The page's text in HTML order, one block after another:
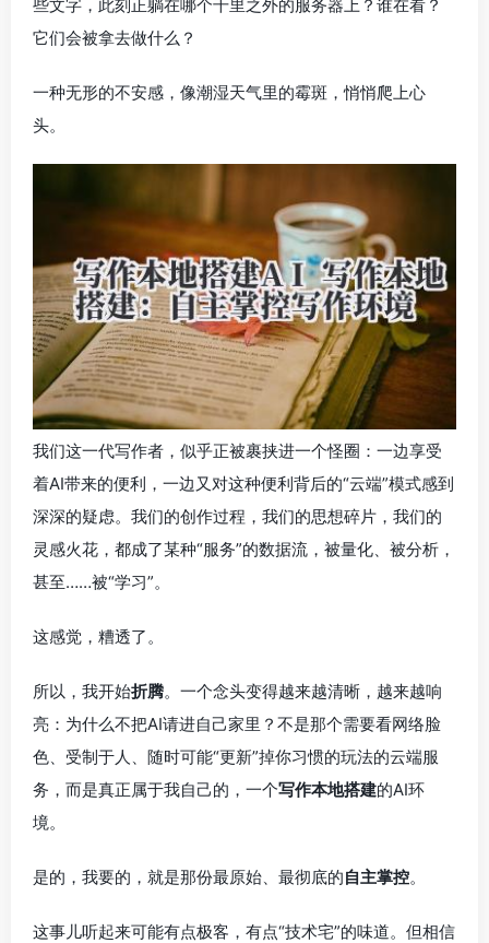
些文字，此刻正躺在哪个千里之外的服务器上？谁在看？
它们会被拿去做什么？
一种无形的不安感，像潮湿天气里的霉斑，悄悄爬上心
头。
我们这一代写作者，似乎正被裹挟进一个怪圈：一边享受
着AI带来的便利，一边又对这种便利背后的“云端”模式感到
深深的疑虑。我们的创作过程，我们的思想碎片，我们的
灵感火花，都成了某种“服务”的数据流，被量化、被分析，
甚至……被“学习”。
这感觉，糟透了。
所以，我开始折腾。一个念头变得越来越清晰，越来越响
亮：为什么不把AI请进自己家里？不是那个需要看网络脸
色、受制于人、随时可能“更新”掉你习惯的玩法的云端服
务，而是真正属于我自己的，一个写作本地搭建的AI环
境。
是的，我要的，就是那份最原始、最彻底的自主掌控。
这事儿听起来可能有点极客，有点“技术宅”的味道。但相信